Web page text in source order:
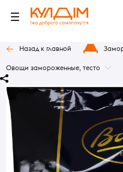
Назад к главной
Овощи замороженные, тесто